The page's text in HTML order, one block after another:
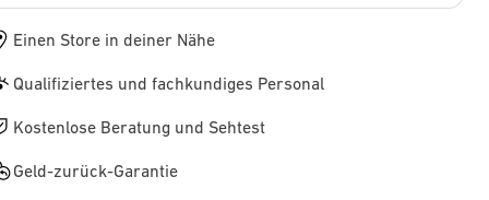
Einen Store in deiner Nähe
Qualifiziertes und fachkundiges Personal
Kostenlose Beratung und Sehtest
Geld-zurück-Garantie